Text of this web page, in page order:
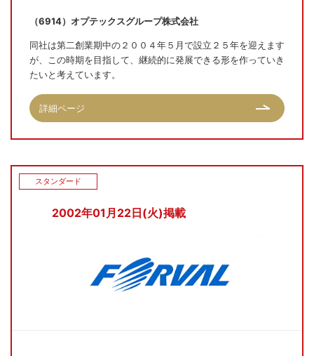
（6914）オプテックスグループ株式会社
同社は第二創業期中の２００４年５月で設立２５年を迎えます
が、この時期を目指して、継続的に発展できる形を作っていき
たいと考えています。
詳細ページ
2002年01月22日(火)掲載
スタンダード